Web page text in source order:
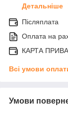
Детальніше
Післяплата
Оплата на
КАРТА
Всі умови
Умови